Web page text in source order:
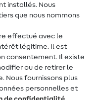
installés. Nous
que nous nommons
effectué avec le
légitime. Il est
consentement. Il existe
ou de retirer le
Nous fournissons plus
personnelles et